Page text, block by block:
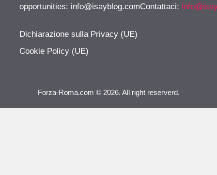
opportunities: info@isayblog.comContattaci:
Dichiarazione sulla Privacy (UE)
Cookie Policy (UE)
Forza-Roma.com © 2026. All right reserverd.